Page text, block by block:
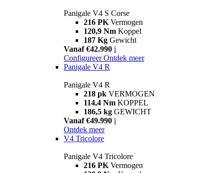
Panigale V4 S Corse
216 PK Vermogen
120,9 Nm Koppel
187 Kg Gewicht
Vanaf €42.990 i
Configureer Ontdek meer
Panigale V4 R
Panigale V4 R
218 pk VERMOGEN
114,4 Nm KOPPEL
186,5 kg GEWICHT
Vanaf €49.990 i
Ontdek meer
V4 Tricolore
Panigale V4 Tricolore
216 PK Vermogen